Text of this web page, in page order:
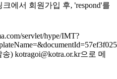
에서 회원가입 후, 'respond'를
servlet/hype/IMT?
) kotragoi@kotra.or.kr으로 메